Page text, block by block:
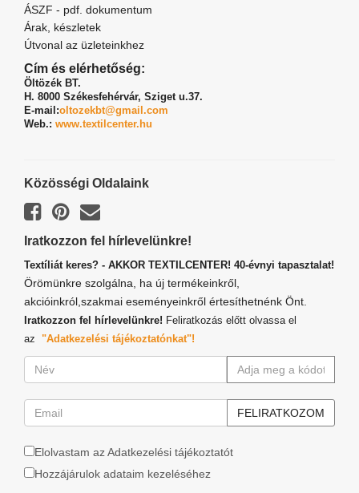
ÁSZF - pdf. dokumentum
Árak, készletek
Útvonal az üzleteinkhez
Cím és elérhetőség:
Öltözék BT.
H. 8000 Székesfehérvár, Sziget u.37.
E-mail:oltozekbt@gmail.com
Web.: www.textilcenter.hu
Közösségi Oldalaink
Iratkozzon fel hírlevelünkre!
Textíliát keres? - AKKOR TEXTILCENTER! 40-évnyi tapasztalat!
Örömünkre szolgálna, ha új termékeinkről,
akcióinkról,szakmai eseményeinkről értesíthetnénk Önt.
Iratkozzon fel hírlevelünkre! Feliratkozás előtt olvassa el
az "Adatkezelési tájékoztatónkat"!
Elolvastam az Adatkezelési tájékoztatót
Hozzájárulok adataim kezeléséhez